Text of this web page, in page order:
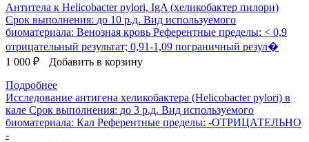
Антитела к Helicobacter pylori, IgA (хеликобактер пилори)
Срок выполнения: до 10 р.д. Вид используемого
биоматериала: Венозная кровь Референтные пределы: < 0,9
отрицательный результат; 0,91-1,09 пограничный резул�
1 000 ₽
Добавить в корзину
Подробнее
Исследование антигена хеликобактера (Helicobacter pylori) в
кале Срок выполнения: до 3 р.д. Вид используемого
биоматериала: Кал Референтные пределы: -ОТРИЦАТЕЛЬНО
-